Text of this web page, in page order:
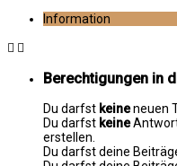
Information
Berechtigungen in
Du darfst keineneuen
Du darfst keine
erstellen.
Du darfst deine